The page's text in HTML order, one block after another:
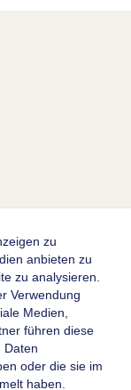
zu
anbieten zu
zu analysieren.
Verwendung
Medien,
führen diese
Daten
oder die sie im
haben.